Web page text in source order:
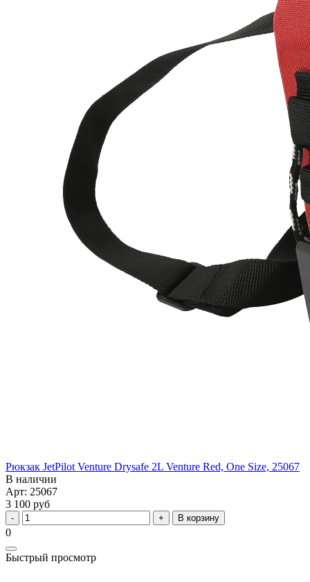
Рюкзак JetPilot Venture Drysafe 2L Venture Red, One Size, 25067
В наличии
Арт: 25067
3 100 руб
В корзину
0
Быстрый просмотр